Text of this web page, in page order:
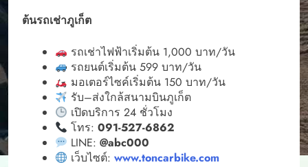
ต้นรถเช่าภูเก็ต
รถเช่าไฟฟ้าเริ่มต้น 1,000 บาท/วัน
รถยนต์เริ่มต้น 599 บาท/วัน
มอเตอร์ไซค์เริ่มต้น 150 บาท/วัน
รับ–ส่งใกล้สนามบินภูเก็ต
เปิดบริการ 24 ชั่วโมง
โทร:091-527-6862
LINE:@abc000
เว็บไซต์:www.toncarbike.com